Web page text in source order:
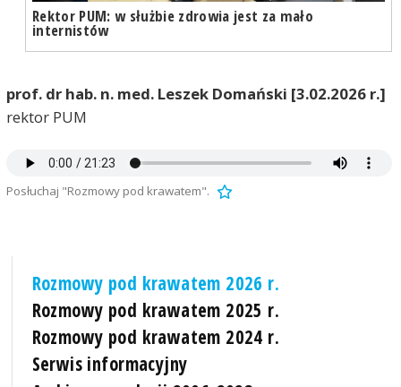
Rektor PUM: w służbie zdrowia jest za mało
internistów
prof. dr hab. n. med. Leszek Domański [3.02.2026 r.]
rektor PUM
Posłuchaj "Rozmowy pod krawatem".
Rozmowy pod krawatem 2026 r.
Rozmowy pod krawatem 2025 r.
Rozmowy pod krawatem 2024 r.
Serwis informacyjny